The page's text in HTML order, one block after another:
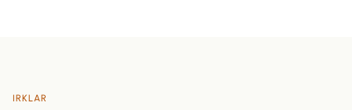
IRKLAR